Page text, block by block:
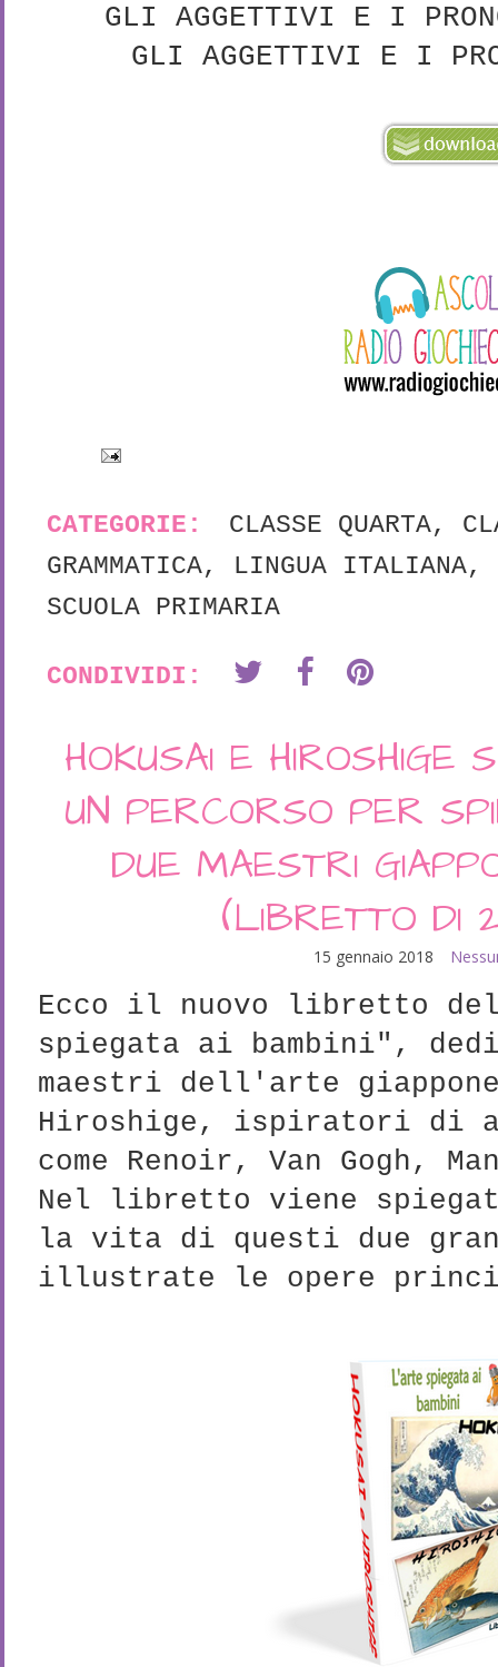
GLI AGGETTIVI E I
GLI AGGETTIVI E I
CATEGORIE: CLASSE QUARTA,
GRAMMATICA, LINGUA ITALIANA,
SCUOLA PRIMARIA
CONDIVIDI:
HOKUSAI E HIROSHIGE
UN PERCORSO PER
DUE MAESTRI
(LIBRETTO DI
15 gennaio 2018
Ecco il nuovo libretto
spiegata ai bambini",
maestri dell'arte
Hiroshige, ispiratori
come Renoir, Van Gogh,
Nel libretto viene
la vita di questi due
illustrate le opere